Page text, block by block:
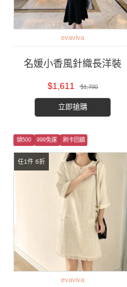
evaviva
名媛小香風針織長洋裝
$1,611 $1,790
立即搶購
任1件 6折
領500 999免運 刷卡回饋
evaviva